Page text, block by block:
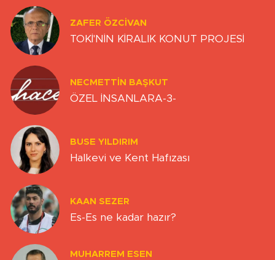
ZAFER ÖZCIVAN
TOKİ'NİN KİRALIK KONUT PROJESİ
NECMETTIN BAŞKUT
ÖZEL İNSANLARA-3-
BUSE YILDIRIM
Halkevi ve Kent Hafızası
KAAN SEZER
Es-Es ne kadar hazır?
MUHARREM ESEN